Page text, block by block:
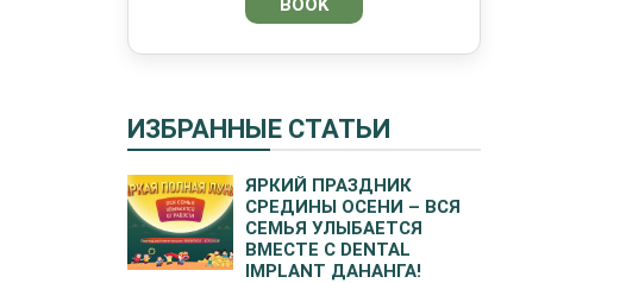
ИЗБРАННЫЕ СТАТЬИ
ЯРКИЙ ПРАЗДНИК
СРЕДИНЫ ОСЕНИ – ВСЯ
СЕМЬЯ УЛЫБАЕТСЯ
ВМЕСТЕ С DENTAL
IMPLANT ДАНАНГА!